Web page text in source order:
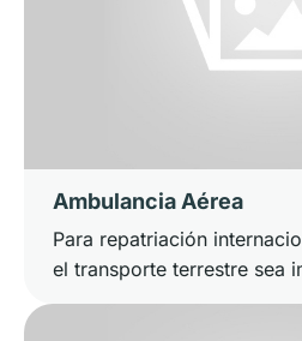
Ambulancia Aérea
Para repatriación
el transporte terrestre sea
lento o riesgoso.